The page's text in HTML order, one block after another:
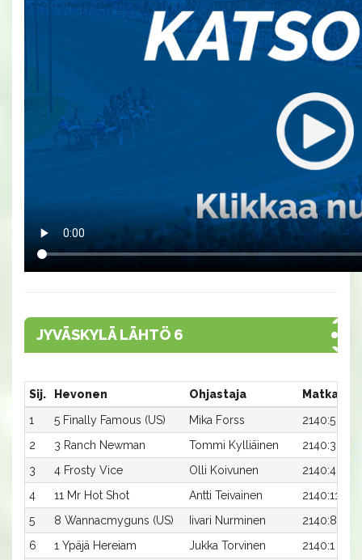
JYVÄSKYLÄ LÄHTÖ 6
Sij. Hevonen Ohjastaja
1
5 Finally Famous (US) Mika Forss
2140:5
2
3 Ranch Newman Tommi Kylliäinen
2140:3
3
4 Frosty Vice Olli Koivunen
2140:4
4
11 Mr Hot Shot Antti Teivainen
2140:11
5
8 Wannacmyguns (US) Iivari Nurminen
2140:8
6
1 Ypäjä Hereiam Jukka Torvinen
2140:1